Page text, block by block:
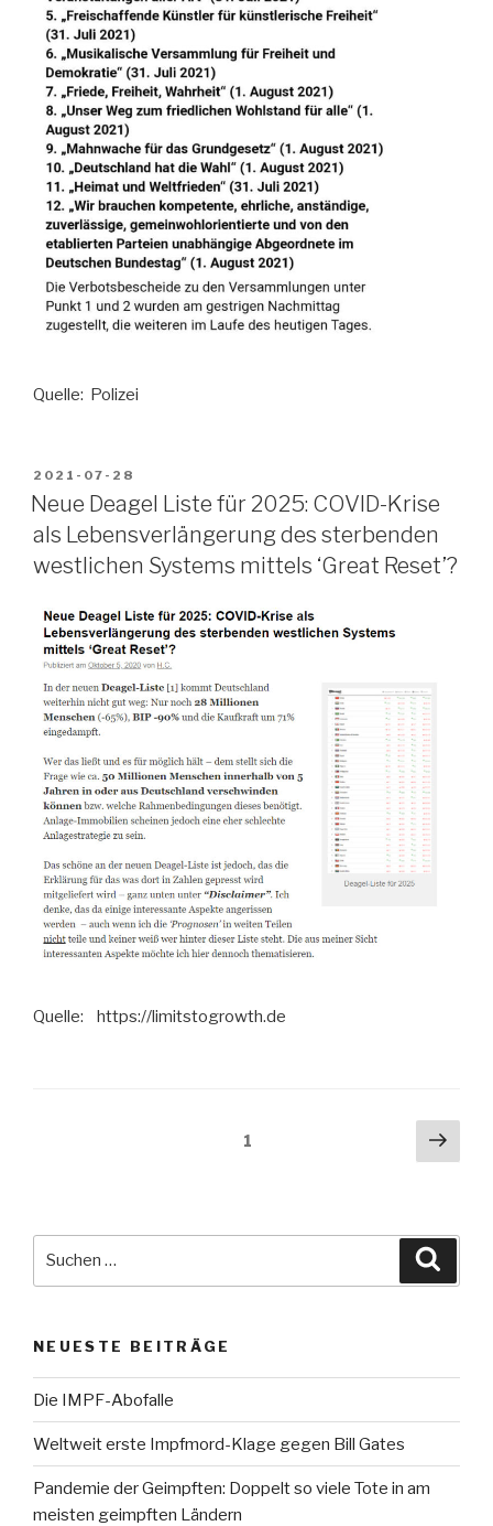
Quelle: Polizei
VERÖFFENTLICHT
AM
2021-07-28
Neue Deagel Liste für 2025: COVID-Krise
als Lebensverlängerung des sterbenden
westlichen Systems mittels ‘Great Reset’?
Quelle: https://limitstogrowth.de
1
NEUESTE BEITRÄGE
Die IMPF-Abofalle
Weltweit erste Impfmord-Klage gegen Bill Gates
Pandemie der Geimpften: Doppelt so viele Tote in am
meisten geimpften Ländern